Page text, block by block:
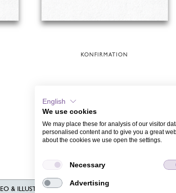
KONFIRMATION
& ILLUSTRATIONEN
English
We use cookies
We may place these for analysis of our visitor
personalised content and to give you a great
about the cookies we use open the settings.
Necessary
Advertising